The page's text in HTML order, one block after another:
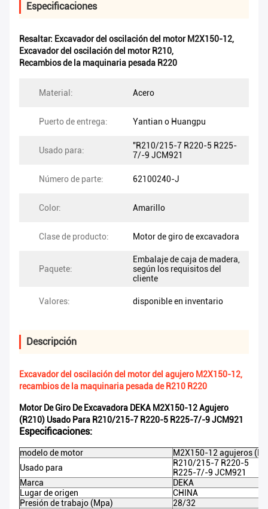
Especificaciones
Resaltar: Excavador del oscilación del motor M2X150-12,
Excavador del oscilación del motor R210,
Recambios de la maquinaria pesada R220
Material: Acero
Puerto de entrega: Yantian o Huangpu
Usado para:
"R210/215-7 R220-5 R225-
7/-9 JCM921
Número de parte: 62100240-J
Color: Amarillo
Clase de producto: Motor de giro de excavadora
Paquete:
Embalaje de caja de madera,
según los requisitos del
cliente
Valores: disponible en inventario
Descripción
Excavador del oscilación del motor del agujero M2X150-12,
recambios de la maquinaria pesada de R210 R220
Motor De Giro De Excavadora DEKA M2X150-12 Agujero
(R210) Usado Para R210/215-7 R220-5 R225-7/-9 JCM921
Especificaciones:
modelo de motor
M2X150-12 agujeros
Usado para
R210/215-7 R220-5
R225-7/-9 JCM921
Marca
DEKA
Lugar de origen
CHINA
Presión de trabajo (Mpa)
28/32